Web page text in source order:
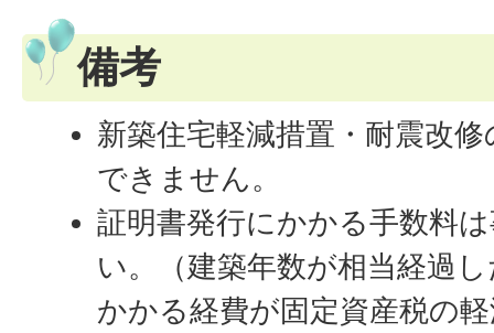
備考
新築住宅軽減措置・耐震改
できません。
証明書発行にかかる手数料
い。（建築年数が相当経過
かかる経費が固定資産税の